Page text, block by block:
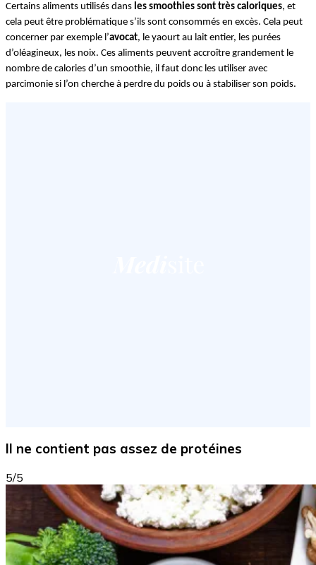
Certains aliments utilisés dans les smoothies sont très caloriques, et
cela peut être problématique s’ils sont consommés en excès. Cela peut
concerner par exemple l’avocat, le yaourt au lait entier, les purées
d’oléagineux, les noix. Ces aliments peuvent accroître grandement le
nombre de calories d’un smoothie, il faut donc les utiliser avec
parcimonie si l’on cherche à perdre du poids ou à stabiliser son poids.
Il ne contient pas assez de protéines
5/5